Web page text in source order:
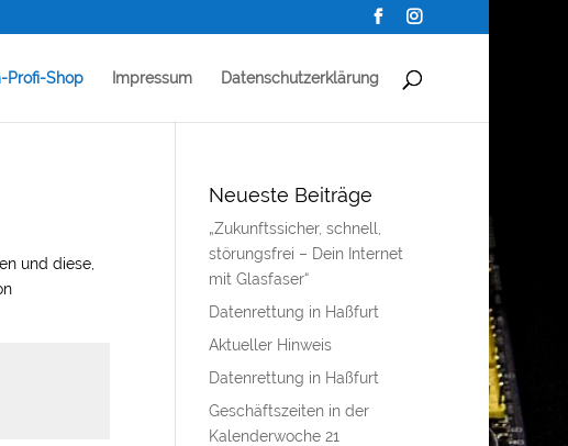
Profi-Shop Impressum Datenschutzerklärung
und diese,
Neueste Beiträge
„Zukunftssicher, schnell,
störungsfrei – Dein Internet
mit Glasfaser“
Datenrettung in Haßfurt
Aktueller Hinweis
Datenrettung in Haßfurt
Geschäftszeiten in der
Kalenderwoche 21